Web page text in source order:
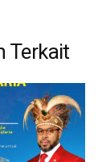
Terkait